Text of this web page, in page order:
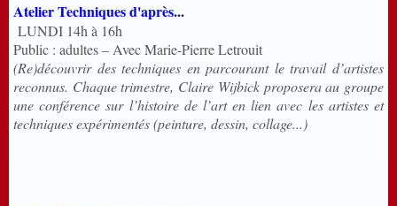
Atelier Techniques d'après...
LUNDI 14h à 16h
Public : adultes – Avec Marie-Pierre Letrouit
(Re)découvrir des techniques en parcourant le travail d’artistes
reconnus. Chaque trimestre, Claire Wijbick proposera au groupe
une conférence sur l’histoire de l’art en lien avec les artistes et
techniques expérimentés (peinture, dessin, collage...)